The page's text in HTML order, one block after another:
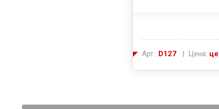
Арт.: D127 | Цена: